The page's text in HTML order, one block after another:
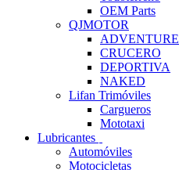
OEM Parts
QJMOTOR
ADVENTURE
CRUCERO
DEPORTIVA
NAKED
Lifan Trimóviles
Cargueros
Mototaxi
Lubricantes
Automóviles
Motocicletas